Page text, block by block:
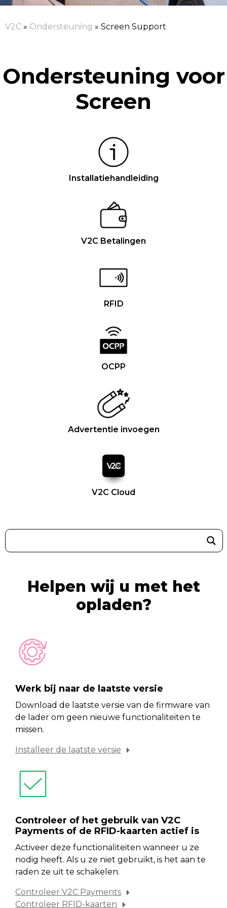
V2C » Ondersteuning » Screen Support
Ondersteuning voor
Screen
Installatiehandleiding
V2C Betalingen
RFID
OCPP
Advertentie invoegen
V2C Cloud
Helpen wij u met het
opladen?
Werk bij naar de laatste versie
Download de laatste versie van de firmware van
de lader om geen nieuwe functionaliteiten te
missen.
Installeer de laatste versie
Controleer of het gebruik van V2C
Payments of de RFID-kaarten actief is
Activeer deze functionaliteiten wanneer u ze
nodig heeft. Als u ze niet gebruikt, is het aan te
raden ze uit te schakelen.
Controleer V2C Payments
Controleer RFID-kaarten